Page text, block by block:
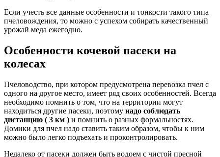
Если учесть все данные особенности и тонкости такого типа
пчеловождения, то можно с успехом собирать качественный
урожай меда ежегодно.
Особенности кочевой пасеки на
колесах
Пчеловодство, при котором предусмотрена перевозка пчел с
одного на другое место, имеет ряд своих особенностей. Всегда
необходимо помнить о том, что на территории могут
находиться другие пасеки, поэтому надо соблюдать
дистанцию ( 3 км ) и помнить о разных формальностях.
Домики для пчел надо ставить таким образом, чтобы к ним
можно было легко подъехать и проконтролировать.
Недалеко от пасеки должен быть водоем с чистой пресной